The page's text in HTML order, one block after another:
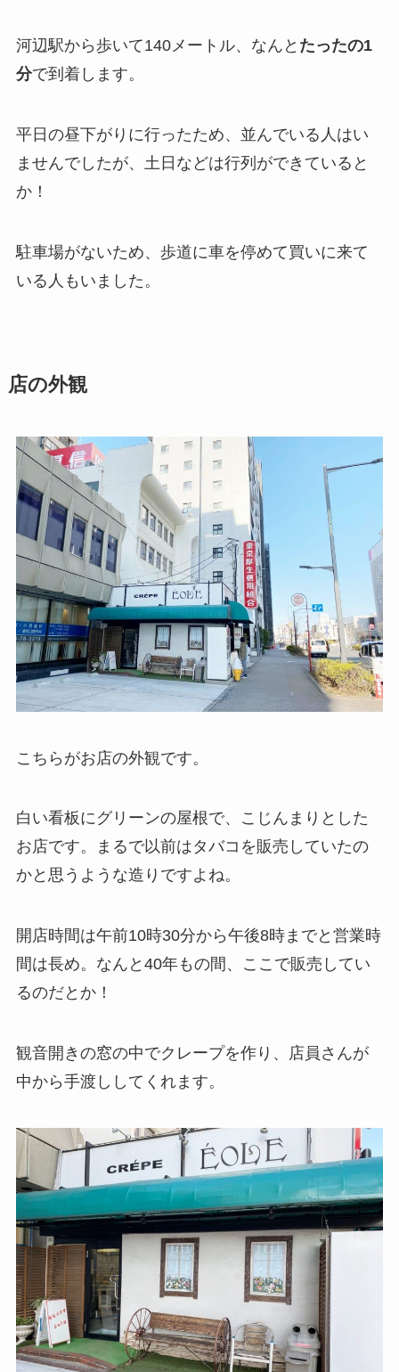
河辺駅から歩いて140メートル、なんと たったの1
分で到着します。
平日の昼下がりに行ったため、並んでいる人はい
ませんでしたが、土日などは行列ができていると
か！
駐車場がないため、歩道に車を停めて買いに来て
いる人もいました。
店の外観
こちらがお店の外観です。
白い看板にグリーンの屋根で、こじんまりとした
お店です。まるで以前はタバコを販売していたの
かと思うような造りですよね。
開店時間は午前10時30分から午後8時までと営業時
間は長め。なんと40年もの間、ここで販売してい
るのだとか！
観音開きの窓の中でクレープを作り、店員さんが
中から手渡ししてくれます。